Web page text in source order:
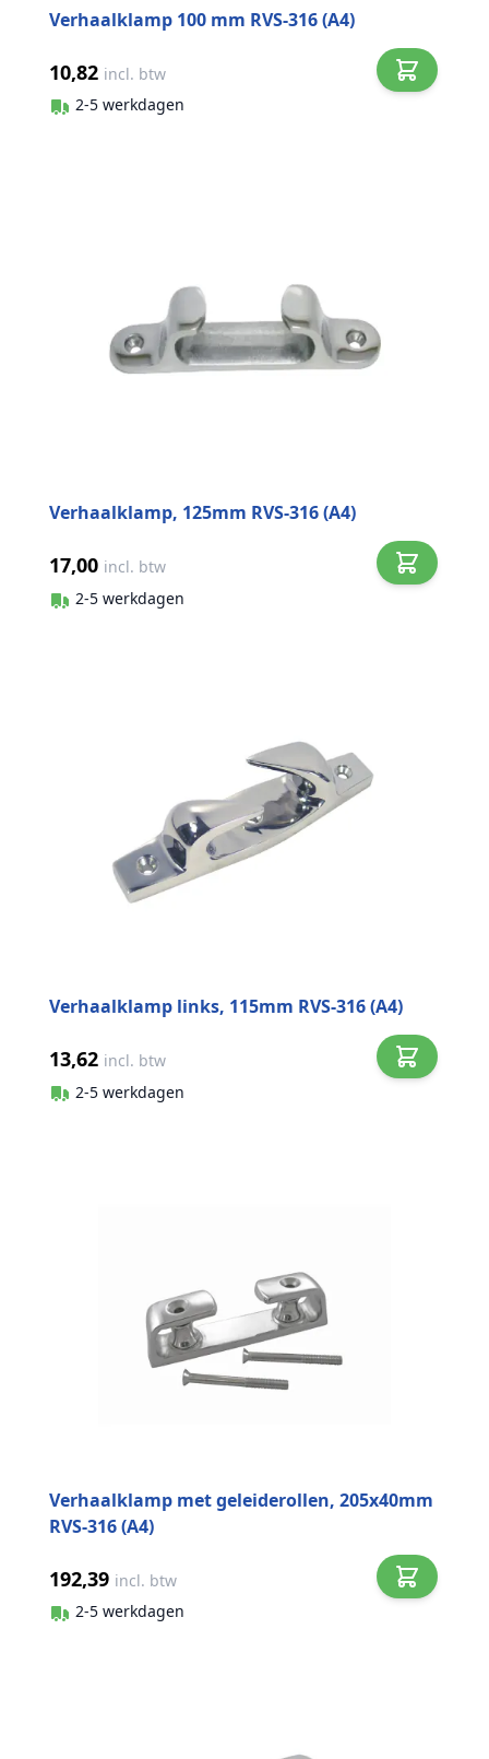
Verhaalklamp 100 mm RVS-316 (A4)
10,82 incl. btw
2-5 werkdagen
Verhaalklamp, 125mm RVS-316 (A4)
17,00 incl. btw
2-5 werkdagen
Verhaalklamp links, 115mm RVS-316 (A4)
13,62 incl. btw
2-5 werkdagen
Verhaalklamp met geleiderollen, 205x40mm
RVS-316 (A4)
192,39 incl. btw
2-5 werkdagen